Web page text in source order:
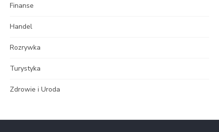
Finanse
Handel
Rozrywka
Turystyka
Zdrowie i Uroda